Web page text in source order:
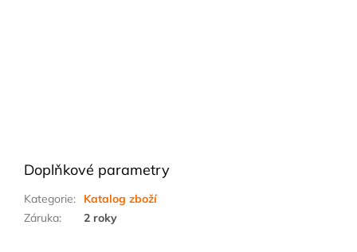
Doplňkové parametry
Kategorie:
Katalog zboží
Záruka: 2 roky